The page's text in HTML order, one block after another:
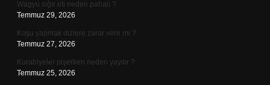
Wagyu sığır eti neden pahalı ?
Temmuz 29, 2026
Koşu yapmak dizlere zarar verir mi ?
Temmuz 27, 2026
Kurabiyeler pişerken neden yayılır ?
Temmuz 25, 2026